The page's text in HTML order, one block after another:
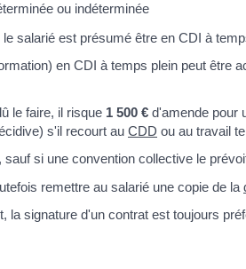
ou indéterminée
salarié est présumé être en CDI à
en CDI à temps plein peut être
le faire, il risque 1 500 € d'amende pour
s'il recourt au CDD ou au travail
sauf si une convention collective le
remettre au salarié une copie de la
la signature d'un contrat est toujours